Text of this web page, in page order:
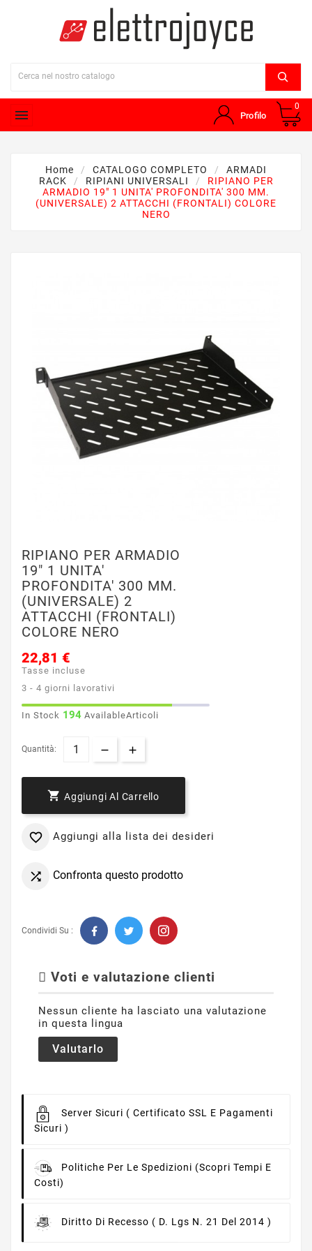
 Profilo
0
Home CATALOGO COMPLETO
ARMADI
RACK
RIPIANI UNIVERSALI
RIPIANO PER
ARMADIO 19" 1 UNITA' PROFONDITA' 300 MM.
(UNIVERSALE) 2 ATTACCHI (FRONTALI) COLORE
NERO
RIPIANO PER ARMADIO
19" 1 UNITA'
PROFONDITA' 300 MM.
(UNIVERSALE) 2
ATTACCHI (FRONTALI)
COLORE NERO
22,81 €
Tasse incluse
3 - 4 giorni lavorativi
In Stock 194 AvailableArticoli
Quantità:
 Aggiungi Al Carrello
 Aggiungi alla lista dei desideri
 Confronta questo prodotto
Condividi Su :
Voti e valutazione clienti
Nessun cliente ha lasciato una valutazione
in questa lingua
Valutarlo
Server Sicuri ( Certificato SSL E Pagamenti
Sicuri )
Politiche Per Le Spedizioni (scopri Tempi E
Costi)
Diritto Di Recesso ( D. Lgs N. 21 Del 2014 )